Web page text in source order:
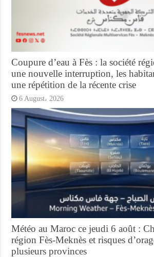
Coupure d’eau à Fès : la société
une nouvelle interruption, les
une répétition de la récente crise
6 August، 2026
Météo au Maroc ce jeudi 6 août :
région Fès-Meknès et risques
plusieurs provinces